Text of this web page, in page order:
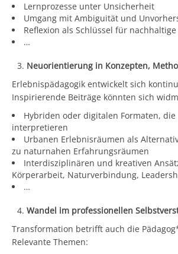
Lernprozesse unter Unsicherheit
Umgang mit Ambiguität und
Reflexion als Schlüssel für
…
Neuorientierung in Konzepten,
Erlebnispädagogik entwickelt sich
Inspirierende Beiträge könnten sich
Hybriden oder digitalen Formaten, die
interpretieren
Urbanen Erlebnisräumen als
zu naturnahen Erfahrungsräumen
Interdisziplinären und kreativen
Körperarbeit, Naturverbindung,
…
Wandel im professionellen
Transformation betrifft auch die
Relevante Themen: